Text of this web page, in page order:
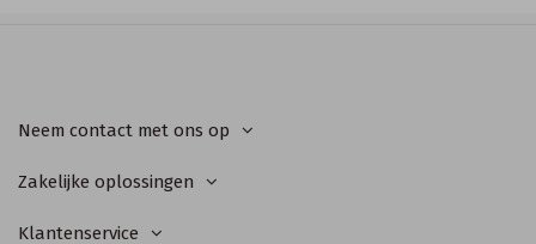
Neem contact met ons op
Zakelijke oplossingen
Klantenservice